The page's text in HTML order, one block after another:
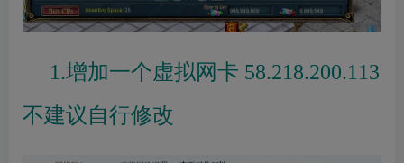
1.增加一个虚拟网卡 58.218.200.113
不建议自行修改